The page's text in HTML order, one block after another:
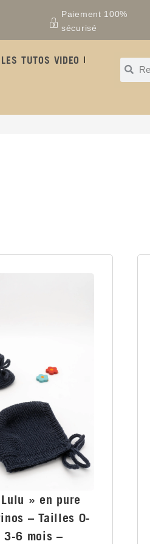
Paiement 100%
sécurisé
LES TUTOS VIDEO
» en pure
– Tailles 0-
6 mois –